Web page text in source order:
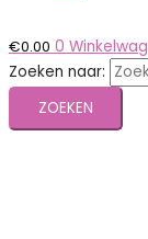
€0.00 0
Zoeken naar:
ZOEKEN